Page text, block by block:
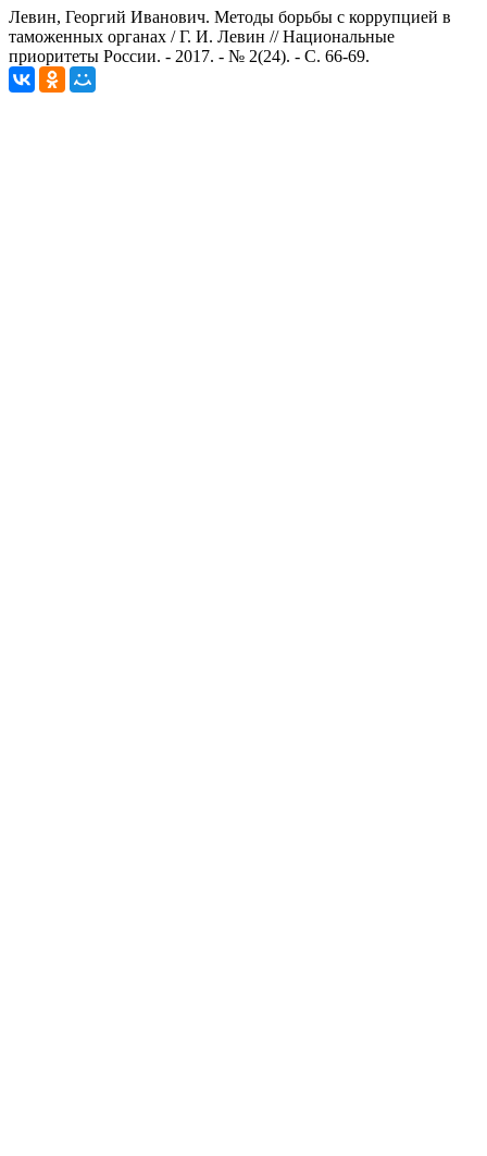
Левин, Георгий Иванович. Методы борьбы с коррупцией в
таможенных органах / Г. И. Левин // Национальные
приоритеты России. - 2017. - № 2(24). - С. 66-69.